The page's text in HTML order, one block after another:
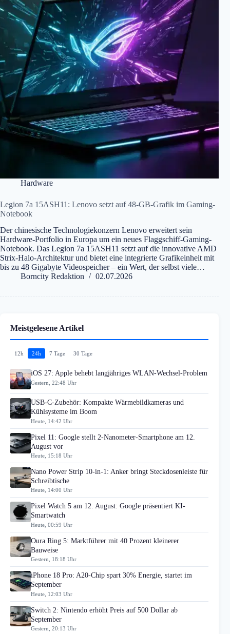
Hardware
Legion 7a 15ASH11: Lenovo setzt auf 48-GB-Grafik im Gaming-
Notebook
Der chinesische Technologiekonzern Lenovo erweitert sein
Hardware-Portfolio in Europa um ein neues Flaggschiff-Gaming-
Notebook. Das Legion 7a 15ASH11 setzt auf die innovative AMD
Strix-Halo-Architektur und bietet eine integrierte Grafikeinheit mit
bis zu 48 Gigabyte Videospeicher – ein Wert, der selbst viele…
Borncity Redaktion
02.07.2026
Meistgelesene Artikel
12h 24h 7 Tage 30 Tage
iOS 27: Apple behebt langjähriges WLAN-Wechsel-Problem
Gestern, 22:48 Uhr
USB-C-Zubehör: Kompakte Wärmebildkameras und
Kühlsysteme im Boom
Heute, 14:42 Uhr
Pixel 11: Google stellt 2-Nanometer-Smartphone am 12.
August vor
Heute, 15:18 Uhr
Nano Power Strip 10-in-1: Anker bringt Steckdosenleiste für
Schreibtische
Heute, 14:00 Uhr
Pixel Watch 5 am 12. August: Google präsentiert KI-
Smartwatch
Heute, 00:59 Uhr
Oura Ring 5: Marktführer mit 40 Prozent kleinerer
Bauweise
Gestern, 18:18 Uhr
iPhone 18 Pro: A20-Chip spart 30% Energie, startet im
September
Heute, 12:03 Uhr
Switch 2: Nintendo erhöht Preis auf 500 Dollar ab
September
Gestern, 20:13 Uhr